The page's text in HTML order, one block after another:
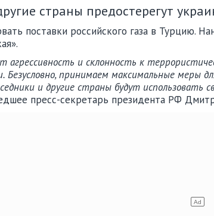
страны предостерегут
поставки российского газа в Турцию.
агрессивность и склонность к
Безусловно, принимаем максимальные меры
и другие страны будут
пресс-секретарь президента РФ